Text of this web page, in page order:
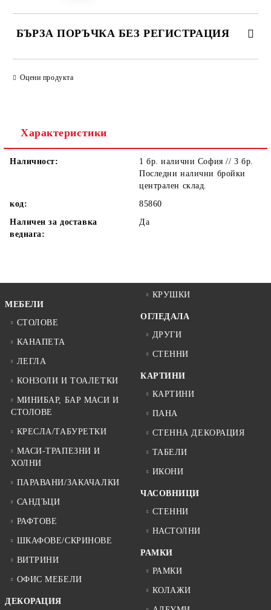
БЪРЗА ПОРЪЧКА БЕЗ РЕГИСТРАЦИЯ
Оцени продукта
Характеристики
Наличност:
1 бр. налични София // 3 бр.
Последни налични бройки
централен склад.
код:
85860
Наличен за доставка
веднага:
Да
МЕБЕЛИ
СТОЛОВЕ
КАНАПЕТА
ЛЕГЛА
КОНЗОЛИ И ТОАЛЕТКИ
МИНИБАР, БАР МАСИ И
СТОЛОВЕ
КРЕСЛА/ТАБУРЕТКИ
МАСИ-ТРАПЕЗНИ И
ХОЛНИ
ПАРАВАНИ/ЗАКАЧАЛКИ
САНДЪЦИ
РАФТОВЕ
ШКАФОВЕ/СКРИНОВЕ
ВИТРИНИ
ОФИС МЕБЕЛИ
ДЕКОРАЦИЯ
КРУШКИ
ОГЛЕДАЛА
ДРУГИ
СТЕННИ
КАРТИНИ
КАРТИНИ
ПАНА
СТЕННА ДЕКОРАЦИЯ
ТАБЕЛИ
ИКОНИ
ЧАСОВНИЦИ
СТЕННИ
НАСТОЛНИ
РАМКИ
РАМКИ
КОЛАЖИ